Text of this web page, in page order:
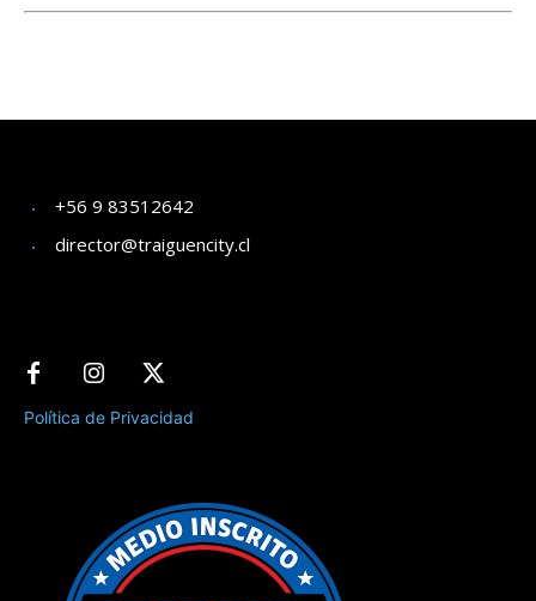
+56 9 83512642
director@traiguencity.cl
Política de Privacidad